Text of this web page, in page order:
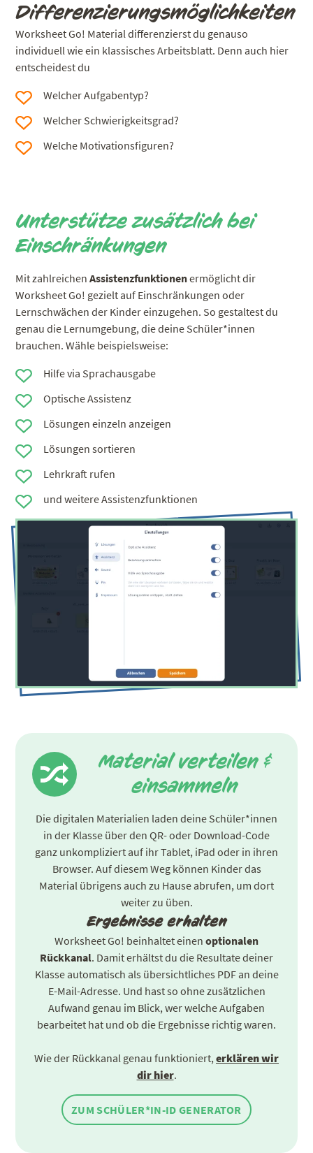
Differenzierungsmöglichkeiten
Worksheet Go! Material differenzierst du genauso
individuell wie ein klassisches Arbeitsblatt. Denn auch hier
entscheidest du
Welcher Aufgabentyp?
Welcher Schwierigkeitsgrad?
Welche Motivationsfiguren?
Unterstütze zusätzlich bei
Einschränkungen
Mit zahlreichenAssistenzfunktionenermöglicht dir
Worksheet Go! gezielt auf Einschränkungen oder
Lernschwächen der Kinder einzugehen. So gestaltest du
genau die Lernumgebung, die deine Schüler*innen
brauchen. Wähle beispielsweise:
Hilfe via Sprachausgabe
Optische Assistenz
Lösungen einzeln anzeigen
Lösungen sortieren
Lehrkraft rufen
und weitere Assistenzfunktionen
Material verteilen &
einsammeln
Die digitalen Materialien laden deine Schüler*innen
in der Klasse über den QR- oder Download-Code
ganz unkompliziert auf ihr Tablet, iPad oder in ihren
Browser. Auf diesem Weg können Kinder das
Material übrigens auch zu Hause abrufen, um dort
weiter zu üben.
Ergebnisse erhalten
Worksheet Go! beinhaltet einen optionalen
Rückkanal. Damit erhältst du die Resultate deiner
Klasse automatisch als übersichtliches PDF an deine
E-Mail-Adresse. Und hast so ohne zusätzlichen
Aufwand genau im Blick, wer welche Aufgaben
bearbeitet hat und ob die Ergebnisse richtig waren.
Wie der Rückkanal genau funktioniert,erklären wir
dir hier.
ZUM SCHÜLER*IN-ID GENERATOR